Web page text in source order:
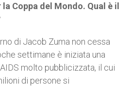
Coppa del Mondo. Qual è il
di Jacob Zuma non cessa
settimane è iniziata una
molto pubblicizzata, il cui
di persone si